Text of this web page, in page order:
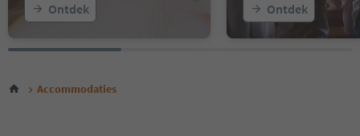
Ontdek Ontdek
Accommodaties